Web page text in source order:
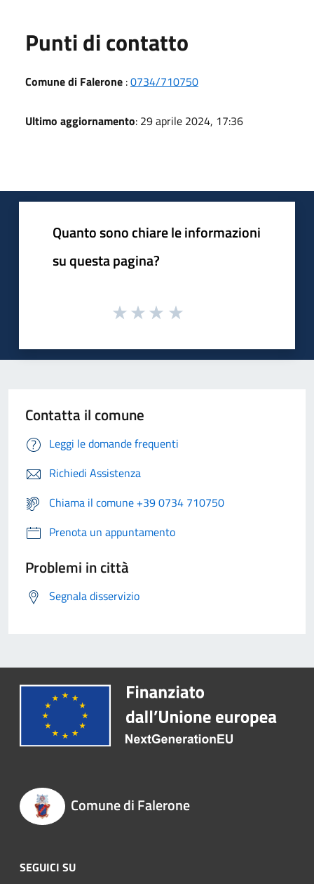
Punti di contatto
Comune di Falerone :0734/710750
Ultimo aggiornamento: 29 aprile 2024, 17:36
Quanto sono chiare le informazioni
su questa pagina?
Contatta il comune
Leggi le domande frequenti
Richiedi Assistenza
Chiama il comune +39 0734 710750
Prenota un appuntamento
Problemi in città
Segnala disservizio
Comune di Falerone
SEGUICI SU